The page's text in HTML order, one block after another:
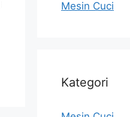
Mesin Cuci
Kategori